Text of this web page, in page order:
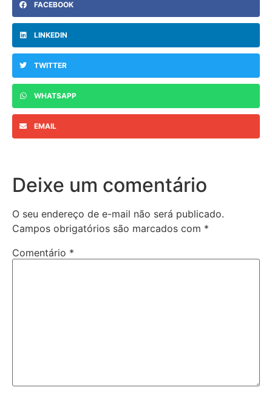
FACEBOOK
LINKEDIN
TWITTER
WHATSAPP
EMAIL
Deixe um comentário
O seu endereço de e-mail não será publicado.
Campos obrigatórios são marcados com *
Comentário *